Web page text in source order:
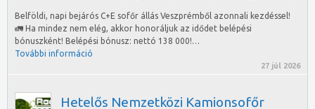
Belföldi, napi bejárós C+E sofőr állás Veszprémből azonnali kezdéssel!
🚛 Ha mindez nem elég, akkor honoráljuk az idődet belépési
bónuszként! Belépési bónusz: nettó 138 000!…
További információ
27 júl 2026
Hetelős Nemzetközi Kamionsofőr